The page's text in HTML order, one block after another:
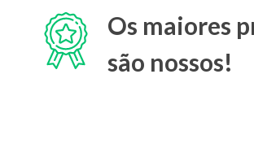
Os maiores
são nossos!